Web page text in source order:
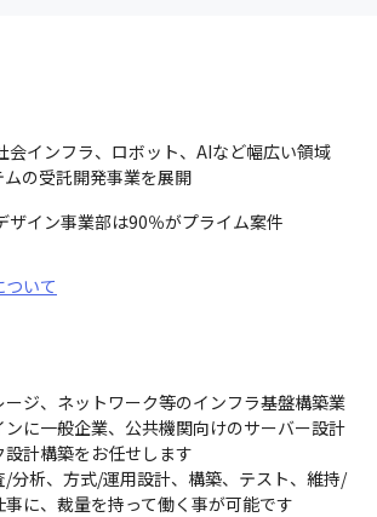
インフラ、ロボット、AIなど幅広い領域
の受託開発事業を展開
イン事業部は90％がプライム案件
いて
ージ、ネットワーク等のインフラ基盤構築業
に⼀般企業、公共機関向けのサーバー設計
計構築をお任せします
/分析、⽅式/運⽤設計、構築、テスト、維持/
に、裁量を持って働く事が可能です